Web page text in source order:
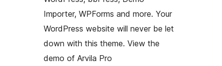
Importer, WPForms and more. Your
WordPress website will never be let
down with this theme. View the
demo of Arvila Pro